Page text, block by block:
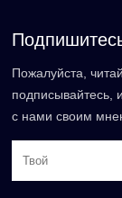
Пожалуйста,
подписывайтесь,
с нами своим